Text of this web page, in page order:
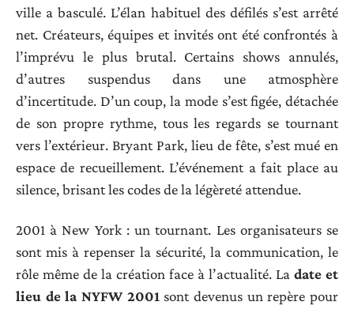
ville a basculé. L’élan habituel des défilés s’est arrêté
net. Créateurs, équipes et invités ont été confrontés à
l’imprévu le plus brutal. Certains shows annulés,
d’autres suspendus dans une atmosphère
d’incertitude. D’un coup, la mode s’est figée, détachée
de son propre rythme, tous les regards se tournant
vers l’extérieur. Bryant Park, lieu de fête, s’est mué en
espace de recueillement. L’événement a fait place au
silence, brisant les codes de la légèreté attendue.
2001 à New York : un tournant. Les organisateurs se
sont mis à repenser la sécurité, la communication, le
rôle même de la création face à l’actualité. La date et
lieu de la NYFW 2001 sont devenus un repère pour